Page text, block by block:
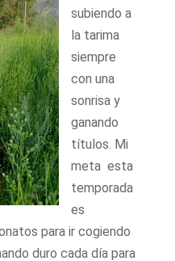
subiendo a
la tarima
siempre
con una
sonrisa y
ganando
títulos. Mi
meta esta
temporada
es
para ir cogiendo
duro cada día para